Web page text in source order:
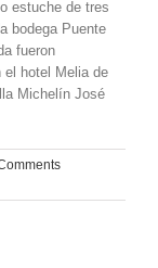
estuche de tres
bodega Puente
fueron
el hotel Melia de
Michelín José